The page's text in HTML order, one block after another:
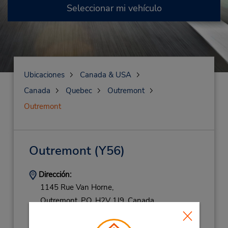
Seleccionar mi vehículo
Ubicaciones
Canada & USA
Canada
Quebec
Outremont
Outremont
Outremont(Y56)
Dirección:
1145 Rue Van Horne,
Outremont, PQ, H2V 1J9, Canada